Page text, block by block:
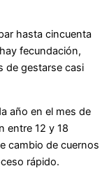
hasta cincuenta
fecundación,
de gestarse casi
año en el mes de
entre 12 y 18
cambio de cuernos
rápido.